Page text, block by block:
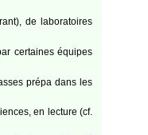
de laboratoires
certaines équipes
prépa dans les
en lecture (cf.